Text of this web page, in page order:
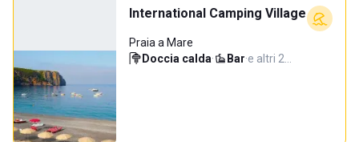
International Camping Village
Praia a Mare
Doccia calda· Bar·e altri 2…